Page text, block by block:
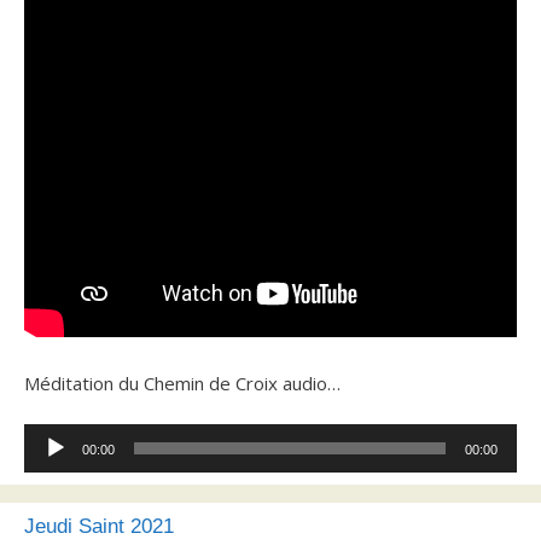
Méditation du Chemin de Croix audio…
Lecteur
audio
00:00 00:00
Jeudi Saint 2021